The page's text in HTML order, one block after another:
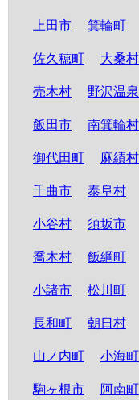
上田市 箕輪町
佐久穂町 大桑村
売木村 野沢温
飯田市 南箕輪村
御代田町 麻績村
千曲市 泰阜村
小谷村 須坂市
喬木村 飯綱町
小諸市 松川町
長和町 朝日村
山ノ内町 小海町
駒ヶ根市 阿南町